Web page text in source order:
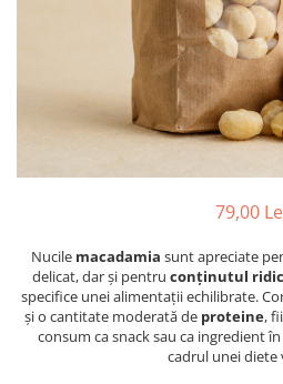
HEALTHY SNACKS
SUPERALIMENTE
LACTATE
PRODUSE ECO / ORGANICE
REMEDII NATURISTE
TOATE PRODUSELE
79,00
Nucile macadamia sunt apreciate
delicat, dar și pentru conținutul
specifice unei alimentații echilibrate.
și o cantitate moderată de proteine,
consum ca snack sau ca ingredient
cadrul unei diete